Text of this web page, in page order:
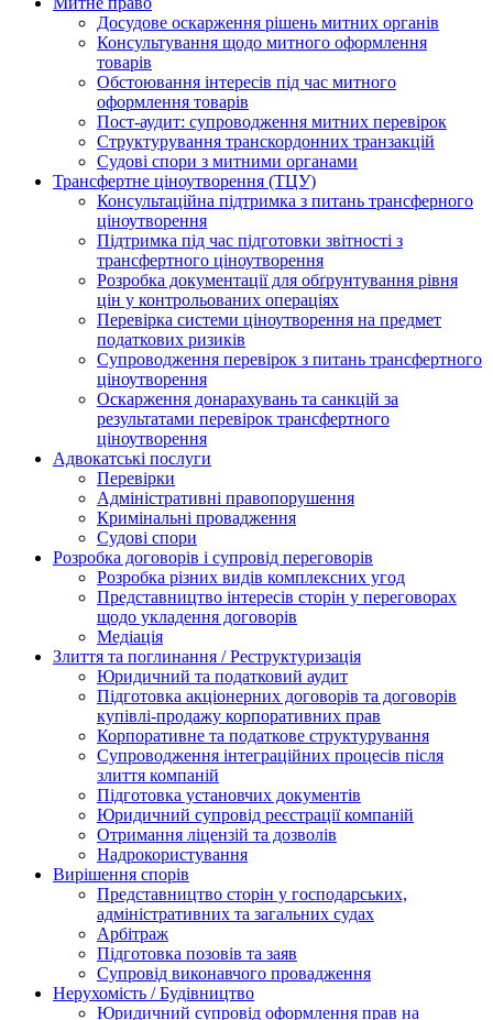
Досудове оскарження рішень митних органів
Консультування щодо митного оформлення
товарів
Обстоювання інтересів під час митного
оформлення товарів
Пост-аудит: супроводження митних перевірок
Структурування транскордонних транзакцій
Судові спори з митними органами
Трансфертне ціноутворення (ТЦУ)
Консультаційна підтримка з питань трансферного
ціноутворення
Підтримка під час підготовки звітності з
трансфертного ціноутворення
Розробка документації для обґрунтування рівня
цін у контрольованих операціях
Перевірка системи ціноутворення на предмет
податкових ризиків
Супроводження перевірок з питань трансфертного
ціноутворення
Оскарження донарахувань та санкцій за
результатами перевірок трансфертного
ціноутворення
Адвокатські послуги
Перевірки
Адміністративні правопорушення
Кримінальні провадження
Судові спори
Розробка договорів і супровід переговорів
Розробка різних видів комплексних угод
Представництво інтересів сторін у переговорах
щодо укладення договорів
Медіація
Злиття та поглинання / Реструктуризація
Юридичний та податковий аудит
Підготовка акціонерних договорів та договорів
купівлі-продажу корпоративних прав
Корпоративне та податкове структурування
Супроводження інтеграційних процесів після
злиття компаній
Підготовка установчих документів
Юридичний супровід реєстрації компаній
Отримання ліцензій та дозволів
Надрокористування
Вирішення спорів
Представництво сторін у господарських,
адміністративних та загальних судах
Арбітраж
Підготовка позовів та заяв
Супровід виконавчого провадження
Нерухомість / Будівництво
Юридичний супровід оформлення прав на